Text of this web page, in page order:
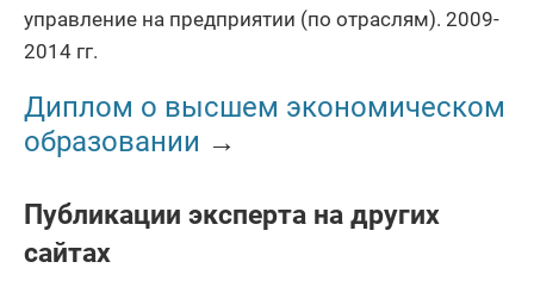
управление на предприятии (по отраслям). 2009-
2014 гг.
Диплом о высшем экономическом
образовании →
Публикации эксперта на других
сайтах